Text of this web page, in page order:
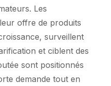
Les
offre de produits
surveillent
et ciblent des
sont positionnés
demande tout en